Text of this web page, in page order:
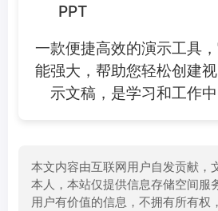
PPT
一款便捷高效的演示工具
能强大，帮助您轻松创建
示文稿，是学习和工作中
本文内容由互联网用户自发贡献，
本人，本站仅提供信息存储空间服
用户有价值的信息，不拥有所有权